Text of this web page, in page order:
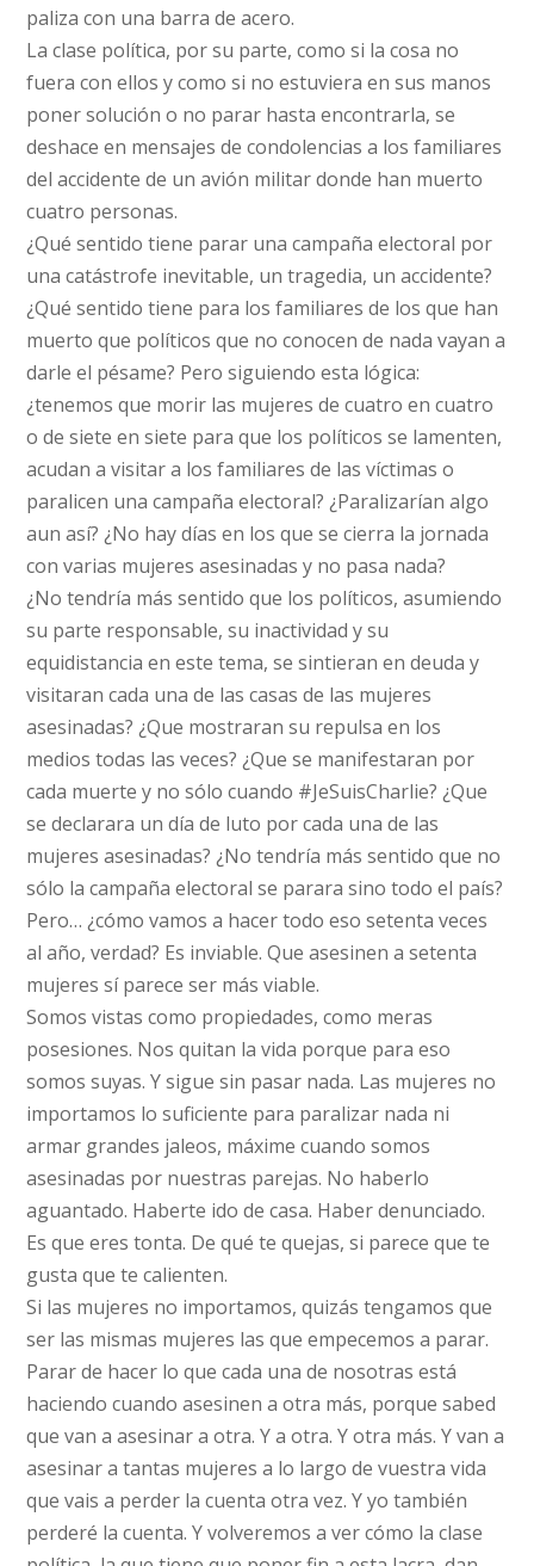
paliza con una barra de acero.
La clase política, por su parte, como si la cosa no
fuera con ellos y como si no estuviera en sus manos
poner solución o no parar hasta encontrarla, se
deshace en mensajes de condolencias a los familiares
del accidente de un avión militar donde han muerto
cuatro personas.
¿Qué sentido tiene parar una campaña electoral por
una catástrofe inevitable, un tragedia, un accidente?
¿Qué sentido tiene para los familiares de los que han
muerto que políticos que no conocen de nada vayan a
darle el pésame? Pero siguiendo esta lógica:
¿tenemos que morir las mujeres de cuatro en cuatro
o de siete en siete para que los políticos se lamenten,
acudan a visitar a los familiares de las víctimas o
paralicen una campaña electoral? ¿Paralizarían algo
aun así? ¿No hay días en los que se cierra la jornada
con varias mujeres asesinadas y no pasa nada?
¿No tendría más sentido que los políticos, asumiendo
su parte responsable, su inactividad y su
equidistancia en este tema, se sintieran en deuda y
visitaran cada una de las casas de las mujeres
asesinadas? ¿Que mostraran su repulsa en los
medios todas las veces? ¿Que se manifestaran por
cada muerte y no sólo cuando #JeSuisCharlie? ¿Que
se declarara un día de luto por cada una de las
mujeres asesinadas? ¿No tendría más sentido que no
sólo la campaña electoral se parara sino todo el país?
Pero… ¿cómo vamos a hacer todo eso setenta veces
al año, verdad? Es inviable. Que asesinen a setenta
mujeres sí parece ser más viable.
Somos vistas como propiedades, como meras
posesiones. Nos quitan la vida porque para eso
somos suyas. Y sigue sin pasar nada. Las mujeres no
importamos lo suficiente para paralizar nada ni
armar grandes jaleos, máxime cuando somos
asesinadas por nuestras parejas. No haberlo
aguantado. Haberte ido de casa. Haber denunciado.
Es que eres tonta. De qué te quejas, si parece que te
gusta que te calienten.
Si las mujeres no importamos, quizás tengamos que
ser las mismas mujeres las que empecemos a parar.
Parar de hacer lo que cada una de nosotras está
haciendo cuando asesinen a otra más, porque sabed
que van a asesinar a otra. Y a otra. Y otra más. Y van a
asesinar a tantas mujeres a lo largo de vuestra vida
que vais a perder la cuenta otra vez. Y yo también
perderé la cuenta. Y volveremos a ver cómo la clase